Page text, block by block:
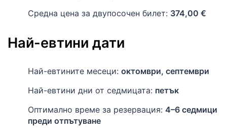
Средна цена за двупосочен билет: 374,00 €
Най-евтини дати
Най-евтините месеци: октомври, септември
Най-евтини дни от седмицата: петък
Оптимално време за резервация: 4–6 седмици
преди отпътуване